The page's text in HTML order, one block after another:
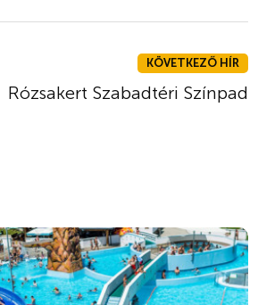
KÖVETKEZŐ HÍR
Rózsakert Szabadtéri Színpad